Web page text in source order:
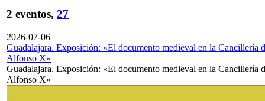
2 eventos, 27
2026-07-06
Guadalajara. Exposición: «El documento medieval en la Cancillería
Alfonso X»
Guadalajara. Exposición: «El documento medieval en la Cancillería
Alfonso X»